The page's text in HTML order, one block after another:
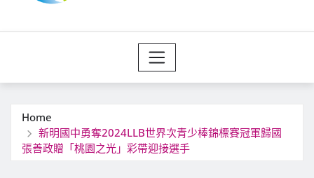
Home
新明國中勇奪2024LLB世界次青少棒錦標賽冠軍歸國
張善政贈「桃園之光」彩帶迎接選手